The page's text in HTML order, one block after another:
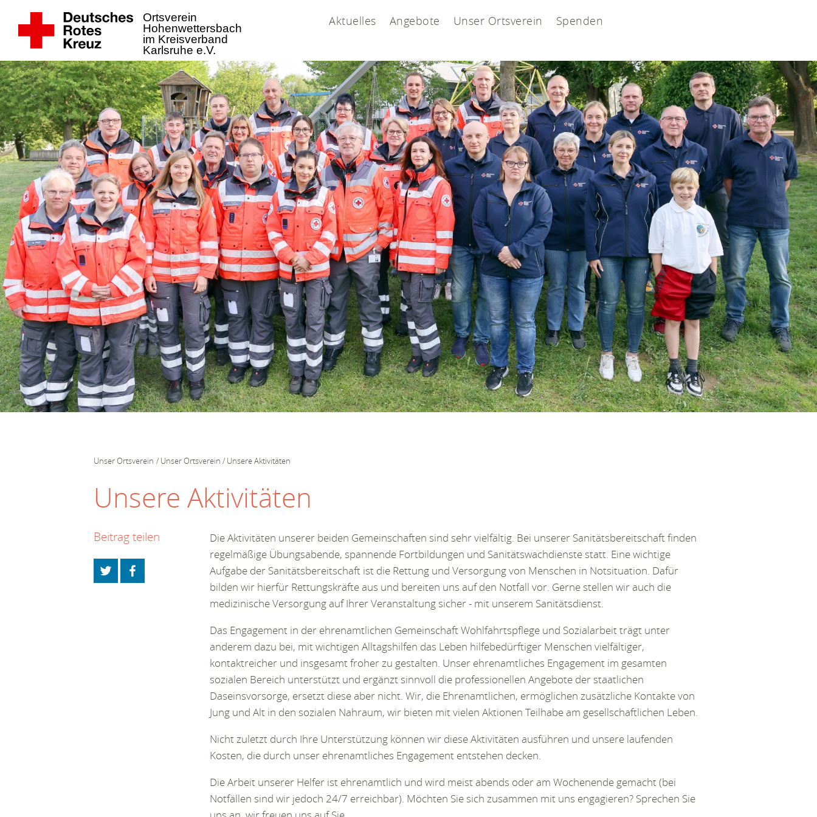
Aktuelles Angebote Unser Ortsverein Spenden
Ortsverein
Hohenwettersbach
im Kreisverband
Karlsruhe e.V.
Unser Ortsverein Unser Ortsverein Unsere Aktivitäten
Unsere Aktivitäten
Beitrag teilen
Die Aktivitäten unserer beiden Gemeinschaften sind sehr vielfältig. Bei unserer Sanitätsbereitschaft finden
regelmäßige Übungsabende, spannende Fortbildungen und Sanitätswachdienste statt. Eine wichtige
Aufgabe der Sanitätsbereitschaft ist die Rettung und Versorgung von Menschen in Notsituation. Dafür
bilden wir hierfür Rettungskräfte aus und bereiten uns auf den Notfall vor. Gerne stellen wir auch die
medizinische Versorgung auf Ihrer Veranstaltung sicher - mit unserem Sanitätsdienst.
Das Engagement in der ehrenamtlichen Gemeinschaft Wohlfahrtspflege und Sozialarbeit trägt unter
anderem dazu bei, mit wichtigen Alltagshilfen das Leben hilfebedürftiger Menschen vielfältiger,
kontaktreicher und insgesamt froher zu gestalten. Unser ehrenamtliches Engagement im gesamten
sozialen Bereich unterstützt und ergänzt sinnvoll die professionellen Angebote der staatlichen
Daseinsvorsorge, ersetzt diese aber nicht. Wir, die Ehrenamtlichen, ermöglichen zusätzliche Kontakte von
Jung und Alt in den sozialen Nahraum, wir bieten mit vielen Aktionen Teilhabe am gesellschaftlichen Leben.
Nicht zuletzt durch Ihre Unterstützung können wir diese Aktivitäten ausführen und unsere laufenden
Kosten, die durch unser ehrenamtliches Engagement entstehen decken.
Die Arbeit unserer Helfer ist ehrenamtlich und wird meist abends oder am Wochenende gemacht (bei
Notfällen sind wir jedoch 24/7 erreichbar). Möchten Sie sich zusammen mit uns engagieren? Sprechen Sie